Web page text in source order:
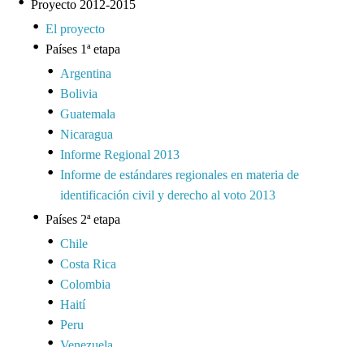
Proyecto 2012-2015
El proyecto
Países 1ª etapa
Argentina
Bolivia
Guatemala
Nicaragua
Informe Regional 2013
Informe de estándares regionales en materia de
identificación civil y derecho al voto 2013
Países 2ª etapa
Chile
Costa Rica
Colombia
Haití
Peru